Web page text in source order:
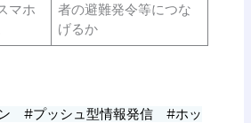
マホ
者の避難発令等につな
げるか
#プッシュ型情報発信 #ホッ